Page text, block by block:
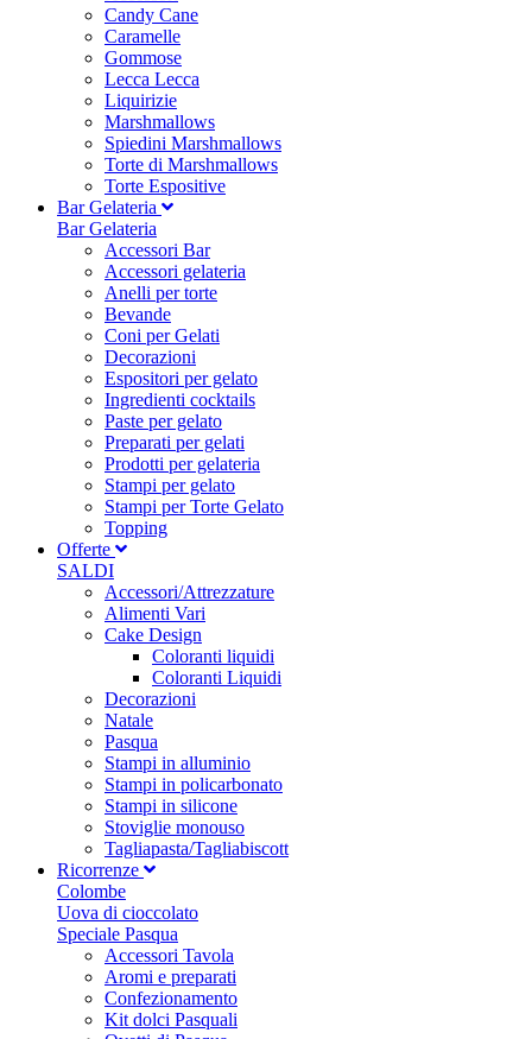
Candy Cane
Caramelle
Gommose
Lecca Lecca
Liquirizie
Marshmallows
Spiedini Marshmallows
Torte di Marshmallows
Torte Espositive
Bar Gelateria
Bar Gelateria
Accessori Bar
Accessori gelateria
Anelli per torte
Bevande
Coni per Gelati
Decorazioni
Espositori per gelato
Ingredienti cocktails
Paste per gelato
Preparati per gelati
Prodotti per gelateria
Stampi per gelato
Stampi per Torte Gelato
Topping
Offerte
SALDI
Accessori/Attrezzature
Alimenti Vari
Cake Design
Coloranti liquidi
Coloranti Liquidi
Decorazioni
Natale
Pasqua
Stampi in alluminio
Stampi in policarbonato
Stampi in silicone
Stoviglie monouso
Tagliapasta/Tagliabiscott
Ricorrenze
Colombe
Uova di cioccolato
Speciale Pasqua
Accessori Tavola
Aromi e preparati
Confezionamento
Kit dolci Pasquali